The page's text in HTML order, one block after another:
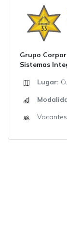
Grupo
Sistemas
Lugar: